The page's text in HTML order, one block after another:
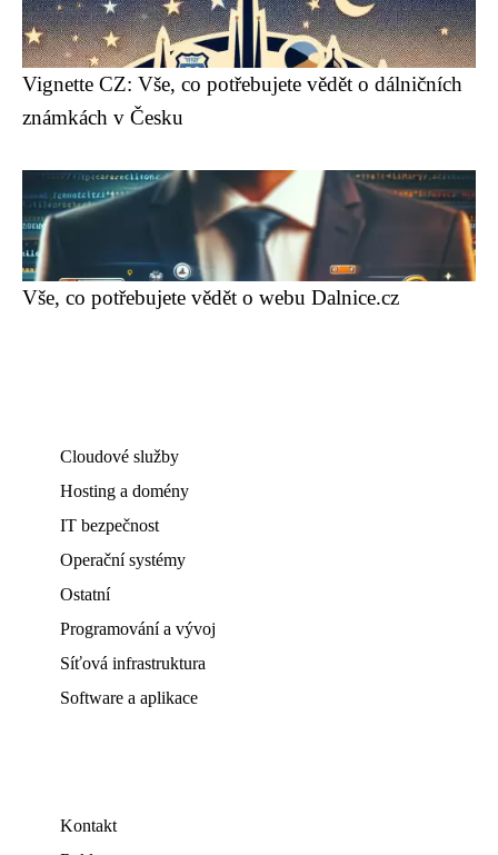
Vignette CZ: Vše, co potřebujete vědět o dálničních
známkách v Česku
Vše, co potřebujete vědět o webu Dalnice.cz
Cloudové služby
Hosting a domény
IT bezpečnost
Operační systémy
Ostatní
Programování a vývoj
Síťová infrastruktura
Software a aplikace
Kontakt